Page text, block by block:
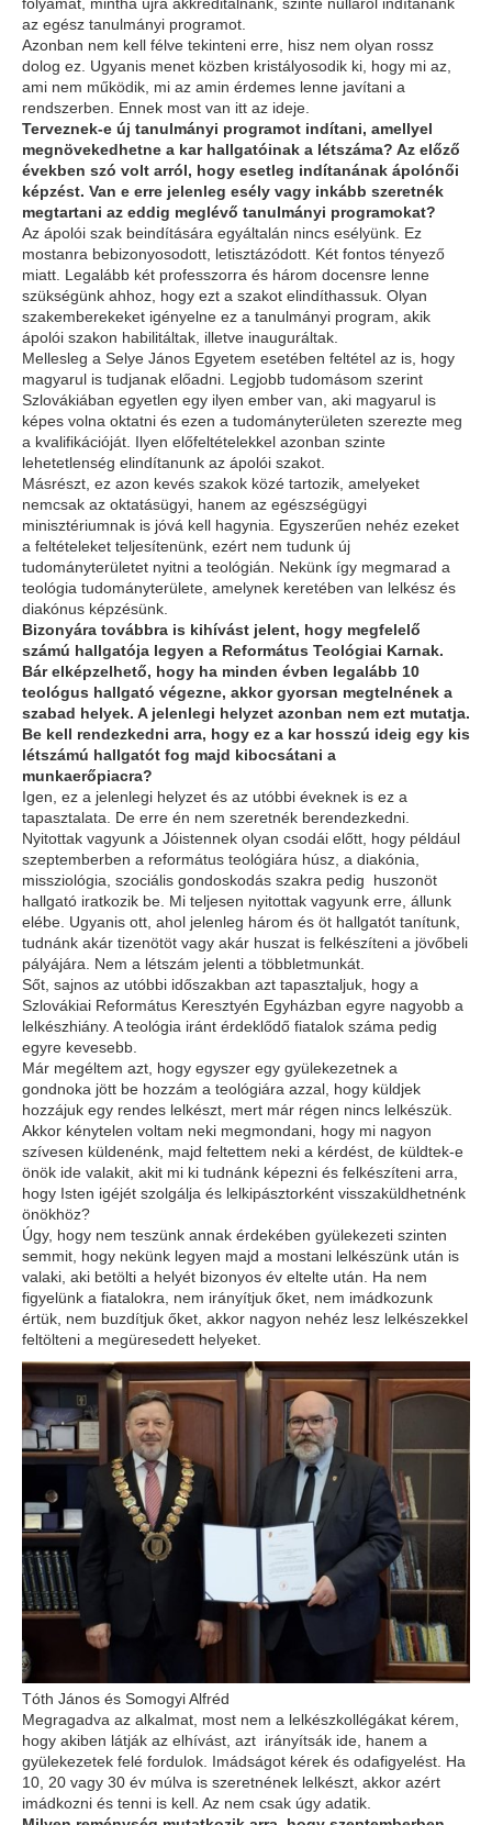
az egész tanulmányi programot.
Azonban nem kell félve tekinteni erre, hisz nem olyan rossz
dolog ez. Ugyanis menet közben kristályosodik ki, hogy mi az,
ami nem működik, mi az amin érdemes lenne javítani a
rendszerben. Ennek most van itt az ideje.
Terveznek-e új tanulmányi programot indítani, amellyel
megnövekedhetne a kar hallgatóinak a létszáma? Az előző
években szó volt arról, hogy esetleg indítanának ápolónői
képzést. Van e erre jelenleg esély vagy inkább szeretnék
megtartani az eddig meglévő tanulmányi programokat?
Az ápolói szak beindítására egyáltalán nincs esélyünk. Ez
mostanra bebizonyosodott, letisztázódott. Két fontos tényező
miatt. Legalább két professzorra és három docensre lenne
szükségünk ahhoz, hogy ezt a szakot elindíthassuk. Olyan
szakemberekeket igényelne ez a tanulmányi program, akik
ápolói szakon habilitáltak, illetve inauguráltak.
Mellesleg a Selye János Egyetem esetében feltétel az is, hogy
magyarul is tudjanak előadni. Legjobb tudomásom szerint
Szlovákiában egyetlen egy ilyen ember van, aki magyarul is
képes volna oktatni és ezen a tudományterületen szerezte meg
a kvalifikációját. Ilyen előfeltételekkel azonban szinte
lehetetlenség elindítanunk az ápolói szakot.
Másrészt, ez azon kevés szakok közé tartozik, amelyeket
nemcsak az oktatásügyi, hanem az egészségügyi
minisztériumnak is jóvá kell hagynia. Egyszerűen nehéz ezeket
a feltételeket teljesítenünk, ezért nem tudunk új
tudományterületet nyitni a teológián. Nekünk így megmarad a
teológia tudományterülete, amelynek keretében van lelkész és
diakónus képzésünk.
Bizonyára továbbra is kihívást jelent, hogy megfelelő
számú hallgatója legyen a Református Teológiai Karnak.
Bár elképzelhető, hogy ha minden évben legalább 10
teológus hallgató végezne, akkor gyorsan megtelnének a
szabad helyek. A jelenlegi helyzet azonban nem ezt mutatja.
Be kell rendezkedni arra, hogy ez a kar hosszú ideig egy kis
létszámú hallgatót fog majd kibocsátani a
munkaerőpiacra?
Igen, ez a jelenlegi helyzet és az utóbbi éveknek is ez a
tapasztalata. De erre én nem szeretnék berendezkedni.
Nyitottak vagyunk a Jóistennek olyan csodái előtt, hogy például
szeptemberben a református teológiára húsz, a diakónia,
missziológia, szociális gondoskodás szakra pedig huszonöt
hallgató iratkozik be. Mi teljesen nyitottak vagyunk erre, állunk
elébe. Ugyanis ott, ahol jelenleg három és öt hallgatót tanítunk,
tudnánk akár tizenötöt vagy akár huszat is felkészíteni a jövőbeli
pályájára. Nem a létszám jelenti a többletmunkát.
Sőt, sajnos az utóbbi időszakban azt tapasztaljuk, hogy a
Szlovákiai Református Keresztyén Egyházban egyre nagyobb a
lelkészhiány. A teológia iránt érdeklődő fiatalok száma pedig
egyre kevesebb.
Már megéltem azt, hogy egyszer egy gyülekezetnek a
gondnoka jött be hozzám a teológiára azzal, hogy küldjek
hozzájuk egy rendes lelkészt, mert már régen nincs lelkészük.
Akkor kénytelen voltam neki megmondani, hogy mi nagyon
szívesen küldenénk, majd feltettem neki a kérdést, de küldtek-e
önök ide valakit, akit mi ki tudnánk képezni és felkészíteni arra,
hogy Isten igéjét szolgálja és lelkipásztorként visszaküldhetnénk
önökhöz?
Úgy, hogy nem teszünk annak érdekében gyülekezeti szinten
semmit, hogy nekünk legyen majd a mostani lelkészünk után is
valaki, aki betölti a helyét bizonyos év eltelte után. Ha nem
figyelünk a fiatalokra, nem irányítjuk őket, nem imádkozunk
értük, nem buzdítjuk őket, akkor nagyon nehéz lesz lelkészekkel
feltölteni a megüresedett helyeket.
Tóth János és Somogyi Alfréd
Megragadva az alkalmat, most nem a lelkészkollégákat kérem,
hogy akiben látják az elhívást, azt irányítsák ide, hanem a
gyülekezetek felé fordulok. Imádságot kérek és odafigyelést. Ha
10, 20 vagy 30 év múlva is szeretnének lelkészt, akkor azért
imádkozni és tenni is kell. Az nem csak úgy adatik.